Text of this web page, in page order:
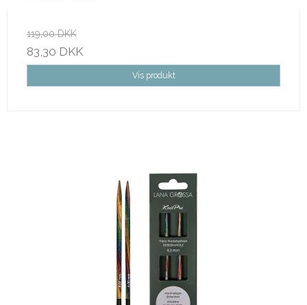
119,00 DKK
83,30 DKK
Vis produkt